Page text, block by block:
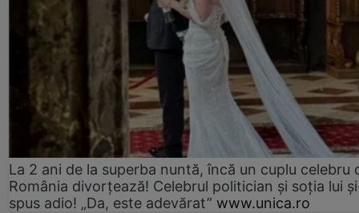
La 2 ani de la superba nuntă, încă un cuplu celebru
România divorțează! Celebrul politician și soția lui
spus adio! „Da, este adevărat” www.unica.ro